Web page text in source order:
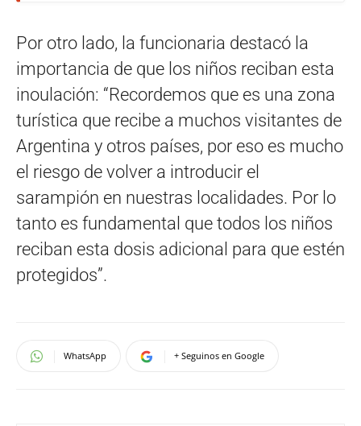
Por otro lado, la funcionaria destacó la
importancia de que los niños reciban esta
inoulación: “Recordemos que es una zona
turística que recibe a muchos visitantes de
Argentina y otros países, por eso es mucho
el riesgo de volver a introducir el
sarampión en nuestras localidades. Por lo
tanto es fundamental que todos los niños
reciban esta dosis adicional para que estén
protegidos”.
WhatsApp + Seguinos en Google